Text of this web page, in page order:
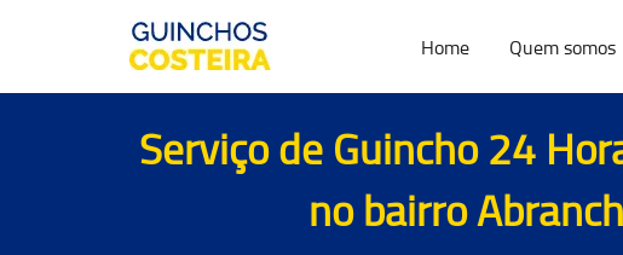
Home Quem somos
Serviço de Guincho 24
no bairro